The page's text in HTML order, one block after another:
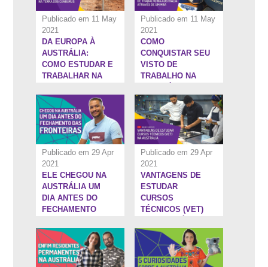
Publicado em 11 May
2021
DA EUROPA À
AUSTRÁLIA:
COMO ESTUDAR E
TRABALHAR NA
CANGURUS
Publicado em 11 May
2021
COMO
CONQUISTAR SEU
VISTO DE
TRABALHO NA
ATRAVÉS DE UM
MBA
Publicado em 29 Apr
2021
ELE CHEGOU NA
AUSTRÁLIA UM
DIA ANTES DO
FECHAMENTO
| INTERCAMBISTA
OTIMISTA #14
Publicado em 29 Apr
2021
1:36:12''
VANTAGENS DE
ESTUDAR
CURSOS
TÉCNICOS (VET)
19:33''